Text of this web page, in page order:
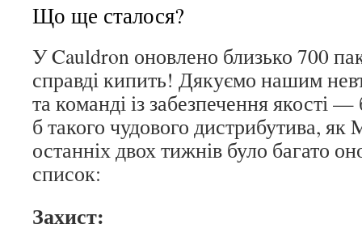
Що ще сталося?
У Cauldron оновлено близько 700
справді кипить! Дякуємо нашим
та команді із забезпечення якості
б такого чудового дистрибутива, як
останніх двох тижнів було багато
список:
Захист: